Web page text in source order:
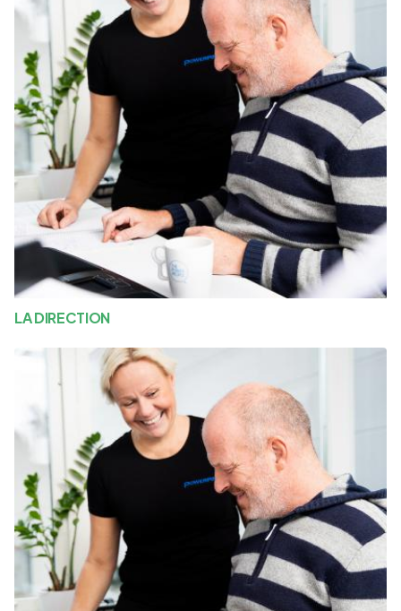
LA DIRECTION